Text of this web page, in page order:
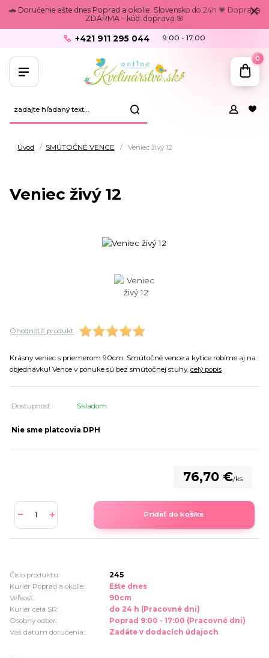
🚗 Doručenie ešte dnes Poprad a okolie. Slovensko do 24h 💗 Doprava
ZDARMA – kód: doprava 🌸
+421 911 295 044 9:00 - 17:00
0
Úvod SMÚTOČNÉ VENCE Veniec živý 12
Veniec živý 12
Ohodnotiť produkt
Krásny veniec s priemerom 90cm. Smútočné vence a kytice robíme aj na
objednávku! Vence v ponuke sú bez smútočnej stuhy. celý popis
Dostupnosť Skladom
Nie sme platcovia DPH
76,70 €/ks
Pridať do košíka
Číslo produktu:
245
Kuriér Poprad a okolie:
Ešte dnes
Veľkosť:
90cm
Kuriér celá SR:
do 24 h (Pracovné dni)
Osobný odber:
Poprad 9:00 - 17:00 (Pracovné dni)
Váš dátum doručenia:
Zadáte v dodacích údajoch